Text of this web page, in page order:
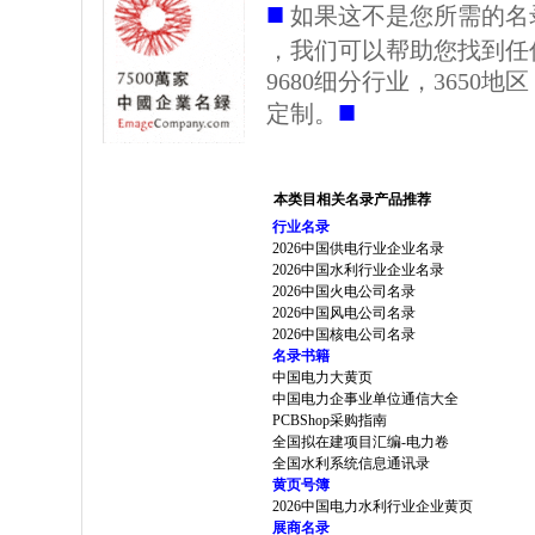
■ 如果这不是您所需的
，我们可以帮助您找到
9680细分行业，3650地
定制。 ■
本类目相关名录产品推荐
行业名录
2026中国供电行业企业名录
2026中国水利行业企业名录
2026中国火电公司名录
2026中国风电公司名录
2026中国核电公司名录
名录书籍
中国电力大黄页
中国电力企事业单位通信大全
PCBShop采购指南
全国拟在建项目汇编-电力卷
全国水利系统信息通讯录
黄页号簿
2026中国电力水利行业企业黄页
展商名录